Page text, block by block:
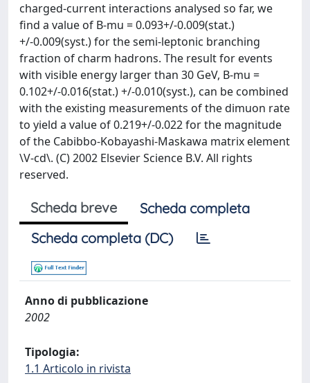
charged-current interactions analysed so far, we
find a value of B-mu = 0.093+/-0.009(stat.)
+/-0.009(syst.) for the semi-leptonic branching
fraction of charm hadrons. The result for events
with visible energy larger than 30 GeV, B-mu =
0.102+/-0.016(stat.) +/-0.010(syst.), can be combined
with the existing measurements of the dimuon rate
to yield a value of 0.219+/-0.022 for the magnitude
of the Cabibbo-Kobayashi-Maskawa matrix element
\V-cd\. (C) 2002 Elsevier Science B.V. All rights
reserved.
Scheda breve
Scheda completa
Scheda completa (DC)
Anno di pubblicazione
2002
Tipologia:
1.1 Articolo in rivista